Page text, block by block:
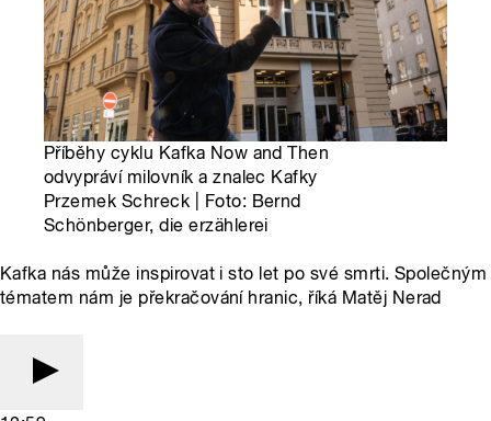
Příběhy cyklu Kafka Now and Then
odvypráví milovník a znalec Kafky
Przemek Schreck | Foto: Bernd
Schönberger, die erzählerei
Kafka nás může inspirovat i sto let po své smrti. Společným
tématem nám je překračování hranic, říká Matěj Nerad